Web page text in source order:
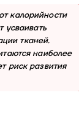
калорийности
усваивать
тканей.
наиболее
риск развития